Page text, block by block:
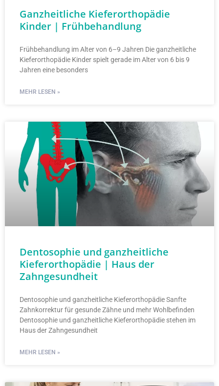
Ganzheitliche Kieferorthopädie
Kinder | Frühbehandlung
Frühbehandlung im Alter von 6–9 Jahren Die ganzheitliche
Kieferorthopädie Kinder spielt gerade im Alter von 6 bis 9
Jahren eine besonders
MEHR LESEN »
Dentosophie und ganzheitliche
Kieferorthopädie | Haus der
Zahngesundheit
Dentosophie und ganzheitliche Kieferorthopädie Sanfte
Zahnkorrektur für gesunde Zähne und mehr Wohlbefinden
Dentosophie und ganzheitliche Kieferorthopädie stehen im
Haus der Zahngesundheit
MEHR LESEN »